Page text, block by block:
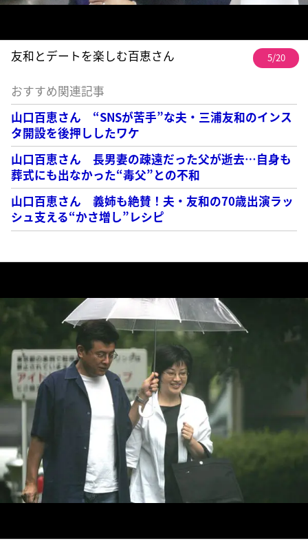
友和とデートを楽しむ百恵さん 5/20
おすすめ関連記事
山口百恵さん “SNSが苦手”な夫・三浦友和のインス
タ開設を後押ししたワケ
山口百恵さん 長男妻の疎遠だった父が逝去…自身も
葬式にも出なかった“毒父”との不和
山口百恵さん 義姉も絶賛！夫・友和の70歳出演ラッ
シュ支える“かさ増し”レシピ